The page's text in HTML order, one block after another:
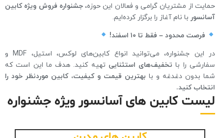
حمایت از مشتریان گرامی و فعالان این حوزه،جشنواره فروش ویژه کابین
آسانسور با نام آغاز را برگزار کرده‌ایم.
فرصت محدود – فقط تا ۱۰ اسفند!
در این جشنواره، می‌توانید انواع کابین‌های لوکس، استیل، MDF و
سفارشی را با تخفیف‌های استثنایی تهیه کنید. هدف ما این است که
شما بدون دغدغه و با بهترین قیمت و کیفیت، کابین موردنظر خود را
انتخاب کنید.
لیست کابین های آسانسور ویژه جشنواره